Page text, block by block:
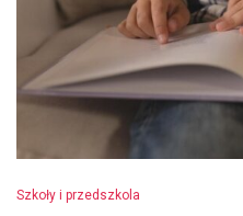
Szkoły i przedszkola